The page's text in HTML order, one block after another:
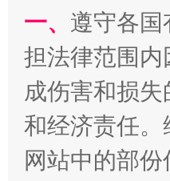
一、 遵守各
担法律范围
成伤害和损
和经济责任
网站中的部